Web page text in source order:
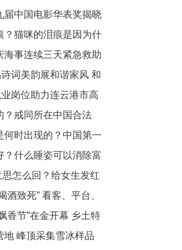
Wall
届中国电影华表奖揭晓
？猫咪的泪痕是因为什
海事连续三天紧急救助
资讯
诗词美韵展和谐家风 和
四“阅”天|环球快消息
岗位助力连云港市高
？戒同所在中国合法
何时出现的？中国第一
？什么睡姿可以消除富
怎么回？给女生发红
意思？
酒致死” 看客、平台、
香节”在金开幕 乡土特
地 峰顶采集雪冰样品